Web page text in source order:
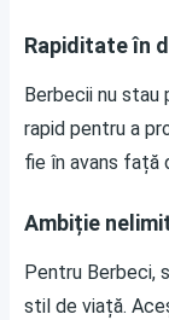
Rapiditate în
Berbecii nu stau
rapid pentru a
fie în avans față
Ambiție
Pentru Berbeci,
stil de viață.